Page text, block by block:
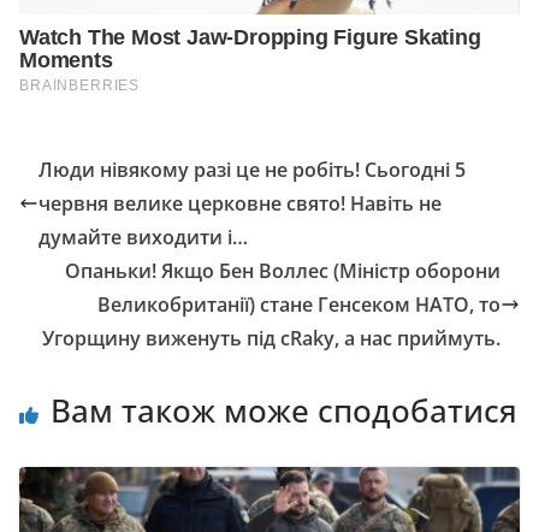
Люди нівякому разі це не робіть! Сьогодні 5
червня велике церковне свято! Навіть не
думайте виходити і…
Опаньки! Якщо Бен Воллес (Міністр оборони
Великобританії) стане Генсеком НАТО, то
Угорщину виженуть під сRаkу, а нас приймуть.
Вам також може сподобатися